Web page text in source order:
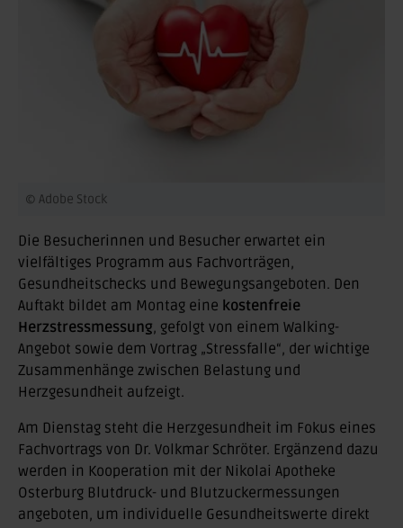
© Adobe Stock
Die Besucherinnen und Besucher erwartet ein
vielfältiges Programm aus Fachvorträgen,
Gesundheitschecks und Bewegungsangeboten. Den
Auftakt bildet am Montag eine kostenfreie
Herzstressmessung, gefolgt von einem Walking-
Angebot sowie dem Vortrag „Stressfalle“, der wichtige
Zusammenhänge zwischen Belastung und
Herzgesundheit aufzeigt.
Am Dienstag steht die Herzgesundheit im Fokus eines
Fachvortrags von Dr. Volkmar Schröter. Ergänzend dazu
werden in Kooperation mit der Nikolai Apotheke
Osterburg Blutdruck- und Blutzuckermessungen
angeboten, um individuelle Gesundheitswerte direkt